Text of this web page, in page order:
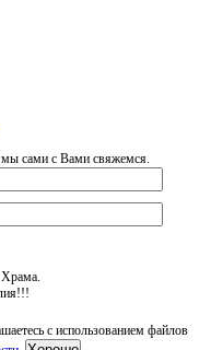
мы сами с Вами свяжемся.
Храма.
с использованием файлов